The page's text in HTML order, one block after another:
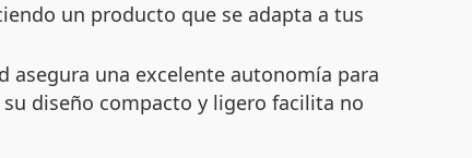
un producto que se adapta a tus
asegura una excelente autonomía para
diseño compacto y ligero facilita no